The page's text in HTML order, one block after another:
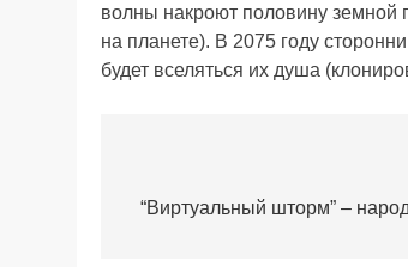
волны накроют половину земной
на планете). В 2075 году
будет вселяться их душа
записів
“Виртуальный шторм” –